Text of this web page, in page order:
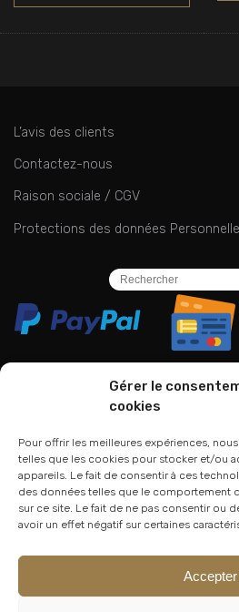
Gérer le
cookies
Pour offrir les meilleures expériences,
telles que les cookies pour stocker et/ou
appareils. Le fait de consentir à ces
des données telles que le comportement
sur ce site. Le fait de ne pas consentir ou
avoir un effet négatif sur certaines
Accepter
L’avis des clients
Contactez-nous
Raison sociale / CGV
Protections des données